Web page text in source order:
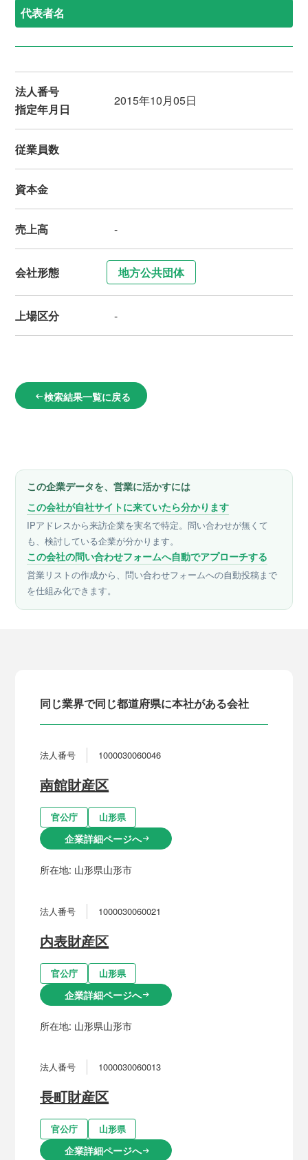
代表者名
法人番号
指定年月日
2015年10月05日
従業員数
資本金
売上高 -
会社形態 地方公共団体
上場区分 -
arrow_left_alt検索結果一覧に戻る
この企業データを、営業に活かすには
この会社が自社サイトに来ていたら分かります
IPアドレスから来訪企業を実名で特定。問い合わせが無くて
も、検討している企業が分かります。
この会社の問い合わせフォームへ自動でアプローチする
営業リストの作成から、問い合わせフォームへの自動投稿まで
を仕組み化できます。
同じ業界で同じ都道府県に本社がある会社
法人番号 1000030060046
南館財産区
官公庁 山形県
企業詳細ページへarrow_right_alt
所在地: 山形県山形市
法人番号 1000030060021
内表財産区
官公庁 山形県
企業詳細ページへarrow_right_alt
所在地: 山形県山形市
法人番号 1000030060013
長町財産区
官公庁 山形県
企業詳細ページへarrow_right_alt